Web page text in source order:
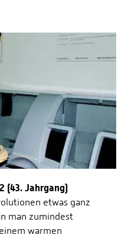
(43. Jahrgang)
etwas ganz
man zumindest
warmen